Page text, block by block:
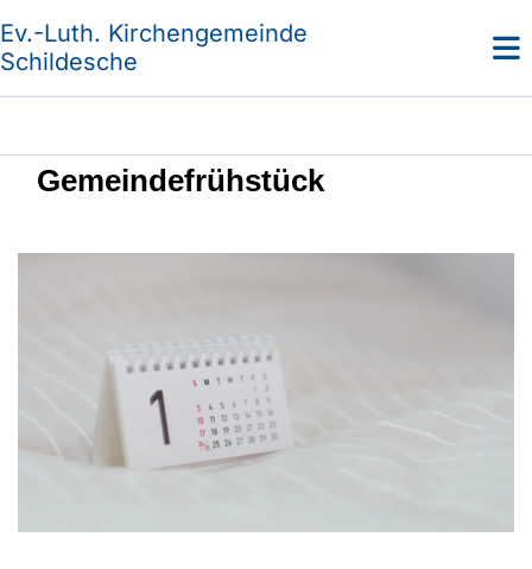
Ev.-Luth. Kirchengemeinde
Schildesche
Gemeindefrühstück